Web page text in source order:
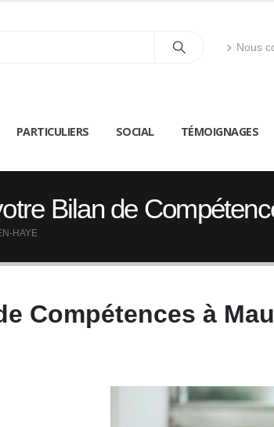
Nous
PARTICULIERS SOCIAL TÉMOIGNAGES
Bilan de
HAYE
Compétences à